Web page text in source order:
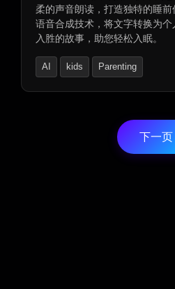
柔的声音朗读，打造独特的睡前
语音合成技术，将文字转换为个
入胜的故事，助您轻松入眠。
AI kids Parenting
下一页